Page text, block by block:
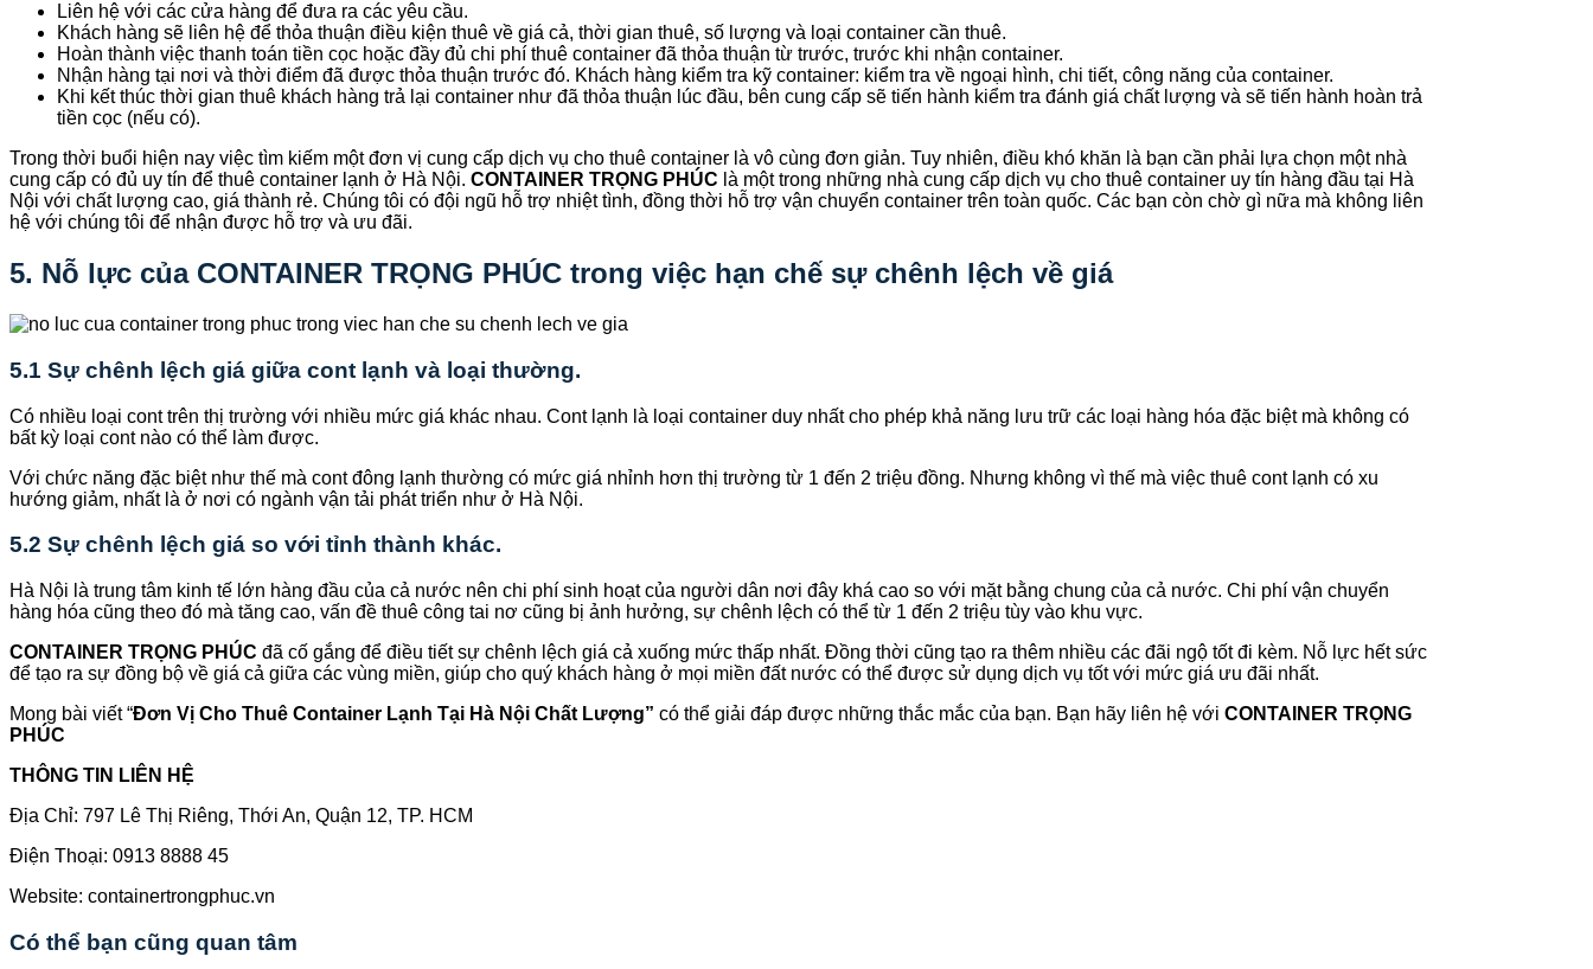
Liên hệ với các cửa hàng để đưa ra các yêu cầu.
Khách hàng sẽ liên hệ để thỏa thuận điều kiện thuê về giá cả, thời gian thuê, số lượng và loại container cần thuê.
Hoàn thành việc thanh toán tiền cọc hoặc đầy đủ chi phí thuê container đã thỏa thuận từ trước, trước khi nhận container.
Nhận hàng tại nơi và thời điểm đã được thỏa thuận trước đó. Khách hàng kiểm tra kỹ container: kiểm tra về ngoại hình, chi tiết, công năng của container.
Khi kết thúc thời gian thuê khách hàng trả lại container như đã thỏa thuận lúc đầu, bên cung cấp sẽ tiến hành kiểm tra đánh giá chất lượng và sẽ tiến hành hoàn trả
tiền cọc (nếu có).
Trong thời buổi hiện nay việc tìm kiếm một đơn vị cung cấp dịch vụ cho thuê container là vô cùng đơn giản. Tuy nhiên, điều khó khăn là bạn cần phải lựa chọn một nhà
cung cấp có đủ uy tín để thuê container lạnh ở Hà Nội. CONTAINER TRỌNG PHÚC là một trong những nhà cung cấp dịch vụ cho thuê container uy tín hàng đầu tại Hà
Nội với chất lượng cao, giá thành rẻ. Chúng tôi có đội ngũ hỗ trợ nhiệt tình, đồng thời hỗ trợ vận chuyển container trên toàn quốc. Các bạn còn chờ gì nữa mà không liên
hệ với chúng tôi để nhận được hỗ trợ và ưu đãi.
5. Nỗ lực của CONTAINER TRỌNG PHÚC trong việc hạn chế sự chênh lệch về giá
5.1 Sự chênh lệch giá giữa cont lạnh và loại thường.
Có nhiều loại cont trên thị trường với nhiều mức giá khác nhau. Cont lạnh là loại container duy nhất cho phép khả năng lưu trữ các loại hàng hóa đặc biệt mà không có
bất kỳ loại cont nào có thể làm được.
Với chức năng đặc biệt như thế mà cont đông lạnh thường có mức giá nhỉnh hơn thị trường từ 1 đến 2 triệu đồng. Nhưng không vì thế mà việc thuê cont lạnh có xu
hướng giảm, nhất là ở nơi có ngành vận tải phát triển như ở Hà Nội.
5.2 Sự chênh lệch giá so với tỉnh thành khác.
Hà Nội là trung tâm kinh tế lớn hàng đầu của cả nước nên chi phí sinh hoạt của người dân nơi đây khá cao so với mặt bằng chung của cả nước. Chi phí vận chuyển
hàng hóa cũng theo đó mà tăng cao, vấn đề thuê công tai nơ cũng bị ảnh hưởng, sự chênh lệch có thể từ 1 đến 2 triệu tùy vào khu vực.
CONTAINER TRỌNG PHÚC đã cố gắng để điều tiết sự chênh lệch giá cả xuống mức thấp nhất. Đồng thời cũng tạo ra thêm nhiều các đãi ngộ tốt đi kèm. Nỗ lực hết sức
để tạo ra sự đồng bộ về giá cả giữa các vùng miền, giúp cho quý khách hàng ở mọi miền đất nước có thể được sử dụng dịch vụ tốt với mức giá ưu đãi nhất.
Mong bài viết “Đơn Vị Cho Thuê Container Lạnh Tại Hà Nội Chất Lượng” có thể giải đáp được những thắc mắc của bạn. Bạn hãy liên hệ với CONTAINER TRỌNG
PHÚC
THÔNG TIN LIÊN HỆ
Địa Chỉ: 797 Lê Thị Riêng, Thới An, Quận 12, TP. HCM
Điện Thoại: 0913 8888 45
Website: containertrongphuc.vn
Có thể bạn cũng quan tâm